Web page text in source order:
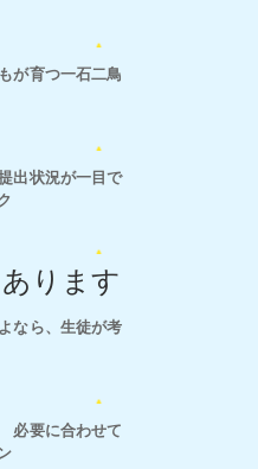
が育つ一石二鳥
出状況が一目で
ります
なら、生徒が考
必要に合わせて